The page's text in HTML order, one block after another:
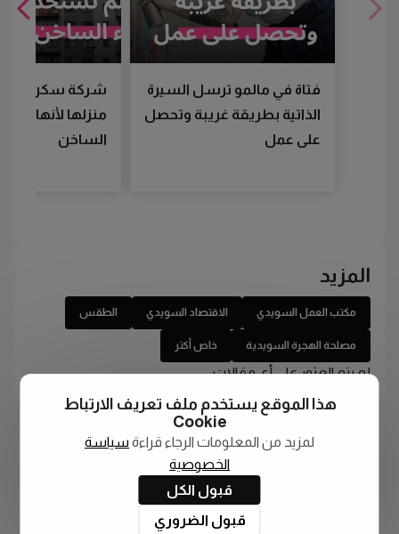
فتاة في مالمو ترسل السيرة
الذاتية بطريقة غريبة وتحصل
على عمل
شركة سكن
منزلها لأنها لم
الساخن
المزيد
مكتب العمل السويدي الاقتصاد السويدي الطقس
مصلحة الهجرة السويدية خاص أكتر
لم يتم العثور على أي مقالات
هذا الموقع يستخدم ملف تعريف الارتباط
Cookie
لمزيد من المعلومات الرجاء قراءة سياسة
الخصوصية
قبول الكل
قبول الضروري